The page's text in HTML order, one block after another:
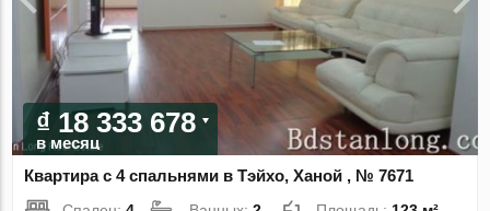
₫ 18 333 678
в месяц
Квартира с 4 спальнями в Тэйхо, Ханой , № 7671